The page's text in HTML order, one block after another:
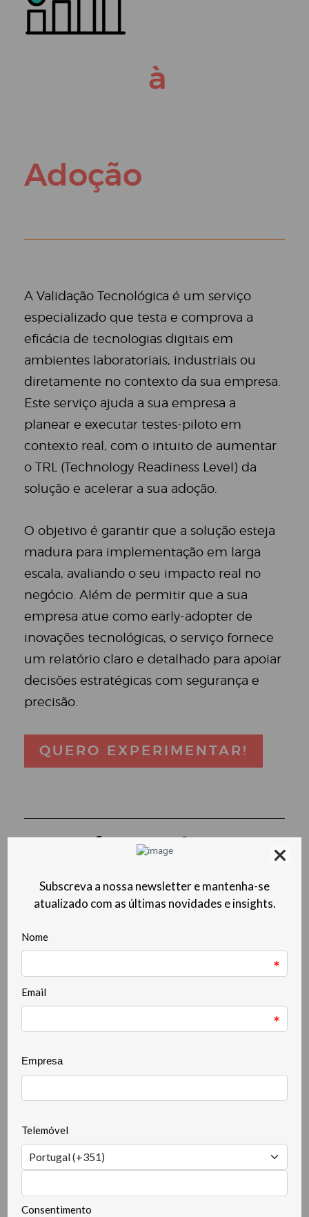
à
Adoção
A Validação Tecnológica é um serviço
especializado que testa e comprova a
eficácia de tecnologias digitais em
ambientes laboratoriais, industriais ou
diretamente no contexto da sua empresa.
Este serviço ajuda a sua empresa a
planear e executar testes-piloto em
contexto real, com o intuito de aumentar
o TRL (Technology Readiness Level) da
solução e acelerar a sua adoção.
O objetivo é garantir que a solução esteja
madura para implementação em larga
escala, avaliando o seu impacto real no
negócio. Além de permitir que a sua
empresa atue como early-adopter de
inovações tecnológicas, o serviço fornece
um relatório claro e detalhado para apoiar
decisões estratégicas com segurança e
precisão.
QUERO EXPERIMENTAR!
O que fazemos?
Antes de escalar uma solução, é essencial
comprovar que ela funciona em
condições operacionais reais. O nosso
serviço acompanha-o desde o desenho do
piloto até à sua implementação,
Análise da solução a validar
Seleção do ambiente de validação
Planeamento e desenho do piloto
Configuração técnica e integração da
Validação em ambiente real e